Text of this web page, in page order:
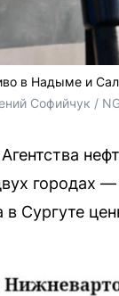
в Надыме и
Софийчук /
городах
в Сургуте